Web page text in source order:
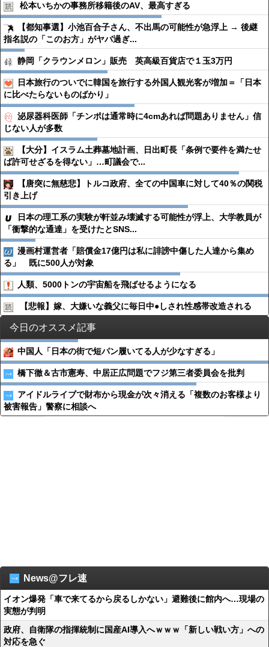
松本いちかの事務所移籍後のAV、最高すぎる
【都知事選】小池百合子さん、不出馬の可能性が急浮上 → 後継
指名説の「このお方」がヤバ過ぎ...
静岡「クラウンメロン」販売 英高級百貨店で１玉3万円
日本旅行のついでに韓国を旅行する外国人観光客が増加＝「日本
に比べたらないものばかり」
泌尿器科医師「チンポは通常時に4cmあれば問題ありません」信
じない人が多数
【大分】イスラム土葬墓地計画、日出町長「条例で要件を満たせ
ば許可せざるを得ない」…町議会で...
【唐突に無慈悲】トルコ政府、全ての中国車に対して40％の関税
引き上げ
日本の理工系の実験が軒並み壊滅する可能性が浮上、大学教員が
「衝撃的な通達」を受けたとSNS...
漫画村運営者「賠償金17億円は私に誹謗中傷した人達から集め
る」 既に500人が対象
人類、5000トンの宇宙船を飛ばせるようになる
【悲報】嫁、大嫌いな義父に毎日中●︎しされ性感帯改造される
今日のオススメ記事
中国人「日本の街で短パン履いてる人が少なすぎる」
橋下徹＆古市憲寿、中居正広問題でフジ第三者委員会を批判
アイドルライブで財布から現金が次々消える「複数のお客様より
被害報告」警察に相談へ
News@フレ速
イオン爆発「車で来てるから戻るしかない」避難後に館内へ…現場の
実態が判明
政府、自衛隊の指揮統制に国産AI導入へｗｗｗ「新しい戦い方」への
対応を急ぐ